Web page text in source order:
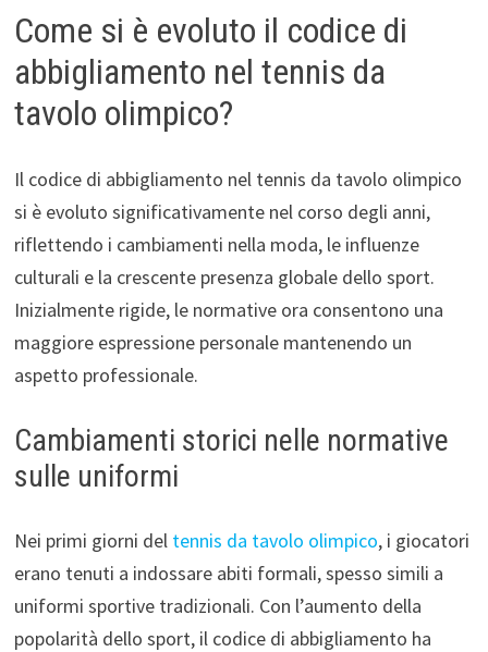
Come si è evoluto il codice di
abbigliamento nel tennis da
tavolo olimpico?
Il codice di abbigliamento nel tennis da tavolo olimpico
si è evoluto significativamente nel corso degli anni,
riflettendo i cambiamenti nella moda, le influenze
culturali e la crescente presenza globale dello sport.
Inizialmente rigide, le normative ora consentono una
maggiore espressione personale mantenendo un
aspetto professionale.
Cambiamenti storici nelle normative
sulle uniformi
Nei primi giorni del tennis da tavolo olimpico, i giocatori
erano tenuti a indossare abiti formali, spesso simili a
uniformi sportive tradizionali. Con l’aumento della
popolarità dello sport, il codice di abbigliamento ha